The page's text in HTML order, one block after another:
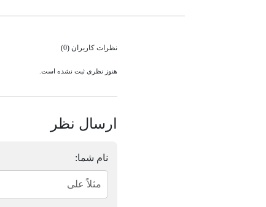
نظرات کاربران (0)
هنوز نظری ثبت نشده است.
ارسال نظر
نام شما: